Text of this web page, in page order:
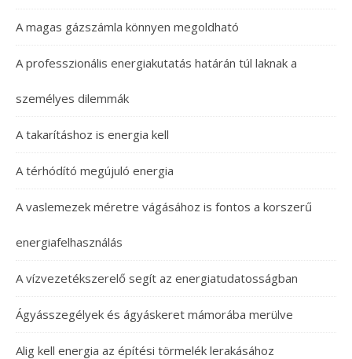
A magas gázszámla könnyen megoldható
A professzionális energiakutatás határán túl laknak a
személyes dilemmák
A takarításhoz is energia kell
A térhódító megújuló energia
A vaslemezek méretre vágásához is fontos a korszerű
energiafelhasználás
A vízvezetékszerelő segít az energiatudatosságban
Ágyásszegélyek és ágyáskeret mámorába merülve
Alig kell energia az építési törmelék lerakásához